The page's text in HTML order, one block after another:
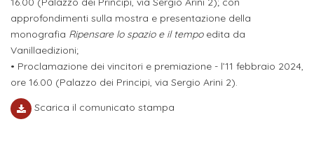
Iscrizione
a
corsi
singoli
SERVIZI
Opportunità
di
lavoro
approfondimenti sulla mostra e presentazione della
monografia Ripensare lo spazio e il tempoedita da
Vanillaedizioni;
• Proclamazione dei vincitori e premiazione - l’11 febbraio 2024,
ore 16.00 (Palazzo dei Principi, via Sergio Arini 2).
Scarica il comunicato stampa